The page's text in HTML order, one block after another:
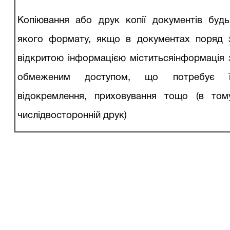
Копіювання або друк копії документів
якого формату, якщо в документах поряд
відкритою інформацією міститьсяінформація
обмеженим доступом, що потребує
відокремлення, приховування тощо (в
числідвосторонній друк)